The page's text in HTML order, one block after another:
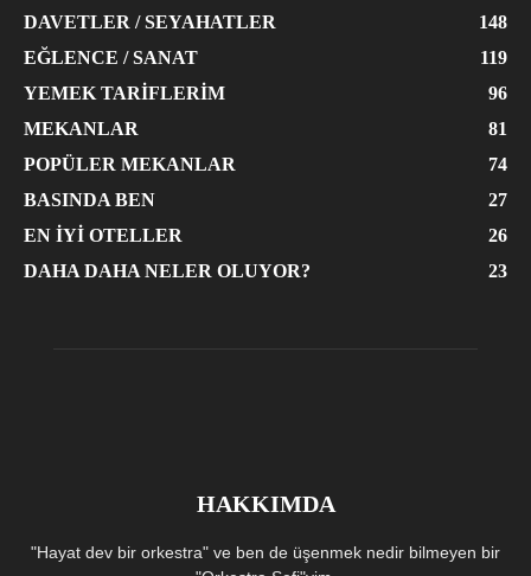
DAVETLER / SEYAHATLER
148
EĞLENCE / SANAT
119
YEMEK TARIFLERIM
96
MEKANLAR
81
POPÜLER MEKANLAR
74
BASINDA BEN
27
EN İYI OTELLER
26
DAHA DAHA NELER OLUYOR?
23
HAKKIMDA
"Hayat dev bir orkestra" ve ben de üşenmek nedir bilmeyen bir